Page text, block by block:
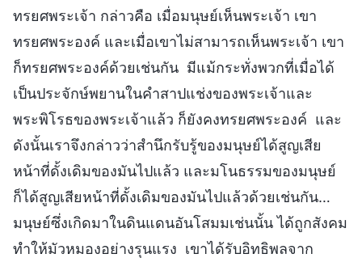
ทรยศพระเจ้า กล่าวคือ เมื่อมนุษย์เห็นพระเจ้า เขา
ทรยศพระองค์ และเมื่อเขาไม่สามารถเห็นพระเจ้า เขา
ก็ทรยศพระองค์ด้วยเช่นกัน มีแม้กระทั่งพวกที่เมื่อได้
เป็นประจักษ์พยานในคำสาปแช่งของพระเจ้าและ
พระพิโรธของพระเจ้าแล้ว ก็ยังคงทรยศพระองค์ และ
ดังนั้นเราจึงกล่าวว่าสำนึกรับรู้ของมนุษย์ได้สูญเสีย
หน้าที่ดั้งเดิมของมันไปแล้ว และมโนธรรมของมนุษย์
ก็ได้สูญเสียหน้าที่ดั้งเดิมของมันไปแล้วด้วยเช่นกัน…
มนุษย์ซึ่งเกิดมาในดินแดนอันโสมมเช่นนั้น ได้ถูกสังคม
ทำให้มัวหมองอย่างรุนแรง เขาได้รับอิทธิพลจาก